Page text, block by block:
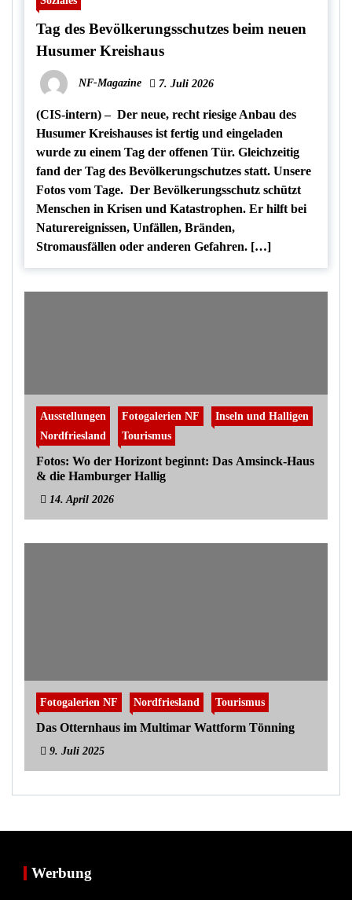
Tag des Bevölkerungsschutzes beim neuen
Husumer Kreishaus
NF-Magazine 7. Juli 2026
(CIS-intern) – Der neue, recht riesige Anbau des
Husumer Kreishauses ist fertig und eingeladen
wurde zu einem Tag der offenen Tür. Gleichzeitig
fand der Tag des Bevölkerungschutzes statt. Unsere
Fotos vom Tage. Der Bevölkerungsschutz schützt
Menschen in Krisen und Katastrophen. Er hilft bei
Naturereignissen, Unfällen, Bränden,
Stromausfällen oder anderen Gefahren. […]
Ausstellungen Fotogalerien NF
Inseln und Halligen
Nordfriesland
Tourismus
Fotos: Wo der Horizont beginnt: Das Amsinck-Haus
& die Hamburger Hallig
14. April 2026
Fotogalerien NF Nordfriesland Tourismus
Das Otternhaus im Multimar Wattform Tönning
9. Juli 2025
Werbung